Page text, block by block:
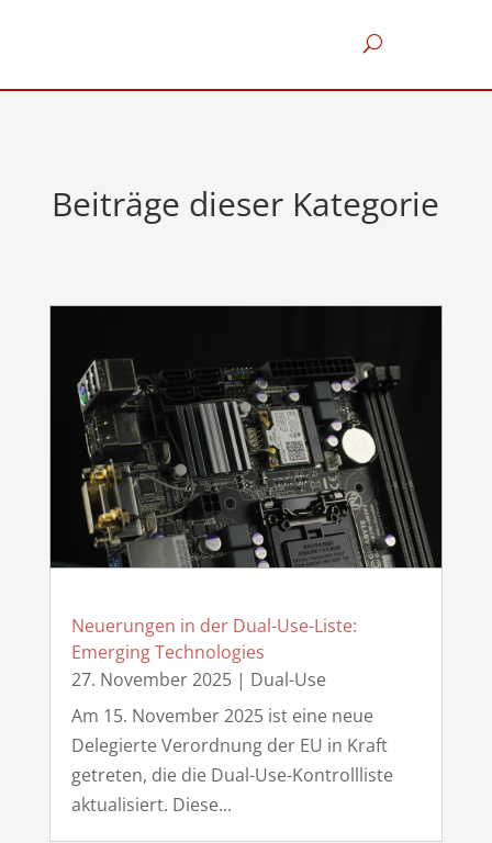
Beiträge dieser Kategorie
Neuerungen in der Dual-Use-Liste:
Emerging Technologies
27. November 2025| Dual-Use
Am 15. November 2025 ist eine neue
Delegierte Verordnung der EU in Kraft
getreten, die die Dual-Use-Kontrollliste
aktualisiert. Diese...